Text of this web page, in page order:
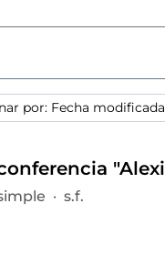
por: Fecha modificada
· s.f.